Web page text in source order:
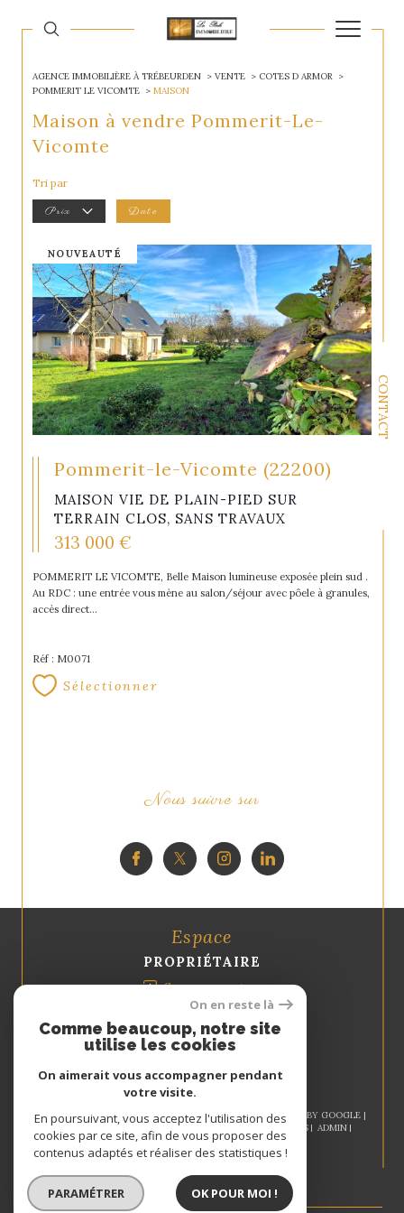
CONTACT
AGENCE IMMOBILIÈRE À TRÉBEURDEN VENTE
COTES D ARMOR
POMMERIT LE VICOMTE
MAISON
Maison à vendre Pommerit-Le-
Vicomte
Tri par
Prix Date
NOUVEAUTÉ
Pommerit-le-Vicomte (22200)
MAISON VIE DE PLAIN-PIED SUR
TERRAIN CLOS, SANS TRAVAUX
313 000 €
POMMERIT LE VICOMTE, Belle Maison lumineuse exposée plein sud .
Au RDC : une entrée vous mène au salon/séjour avec pôele à granules,
accès direct...
Réf : M0071
Sélectionner
Nous suivre sur
Espace
PROPRIÉTAIRE
Se connecter
© 2026 | TOUS DROITS RÉSERVÉS | TRADUCTION POWERED BY GOOGLE |
NOS HONORAIRES
PLAN DU SITE MENTIONS LÉGALES
ADMIN
NOS LIENS
POLITIQUE RGPD COOKIES
On en reste là
Comme beaucoup, notre site
utilise les cookies
On aimerait vous accompagner pendant
votre visite.
En poursuivant, vous acceptez l'utilisation des
cookies par ce site, afin de vous proposer des
contenus adaptés et réaliser des statistiques !
PARAMÉTRER OK POUR MOI !